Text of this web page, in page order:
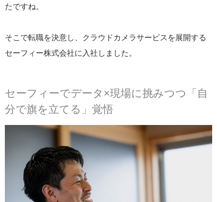
たですね。
そこで転職を決意し、クラウドカメラサービスを展開する
セーフィー株式会社に入社しました。
セーフィーでデータ×現場に挑みつつ「自
分で旗を立てる」覚悟